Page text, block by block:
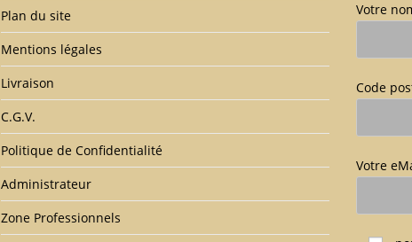
Plan du site
Mentions légales
Livraison
C.G.V.
Politique de Confidentialité
Administrateur
Zone Professionnels
Votre
Code
Votre